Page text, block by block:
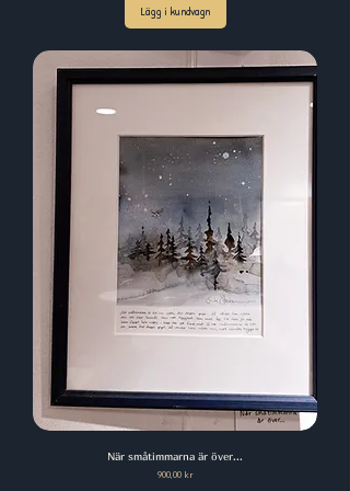
Lägg i kundvagn
När småtimmarna är över...
Pris
900,00 kr